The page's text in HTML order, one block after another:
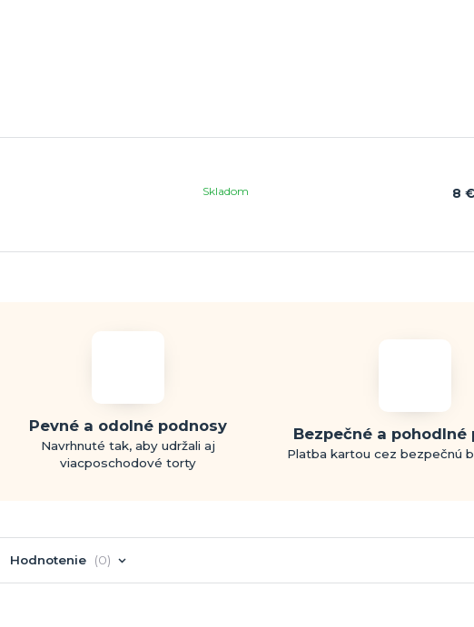
8 €
Skladom
Pevné a odolné podnosy
Navrhnuté tak, aby udržali aj
viacposchodové torty
Bezpečné a pohodlné
Platba kartou cez bezpečnú
Hodnotenie 0